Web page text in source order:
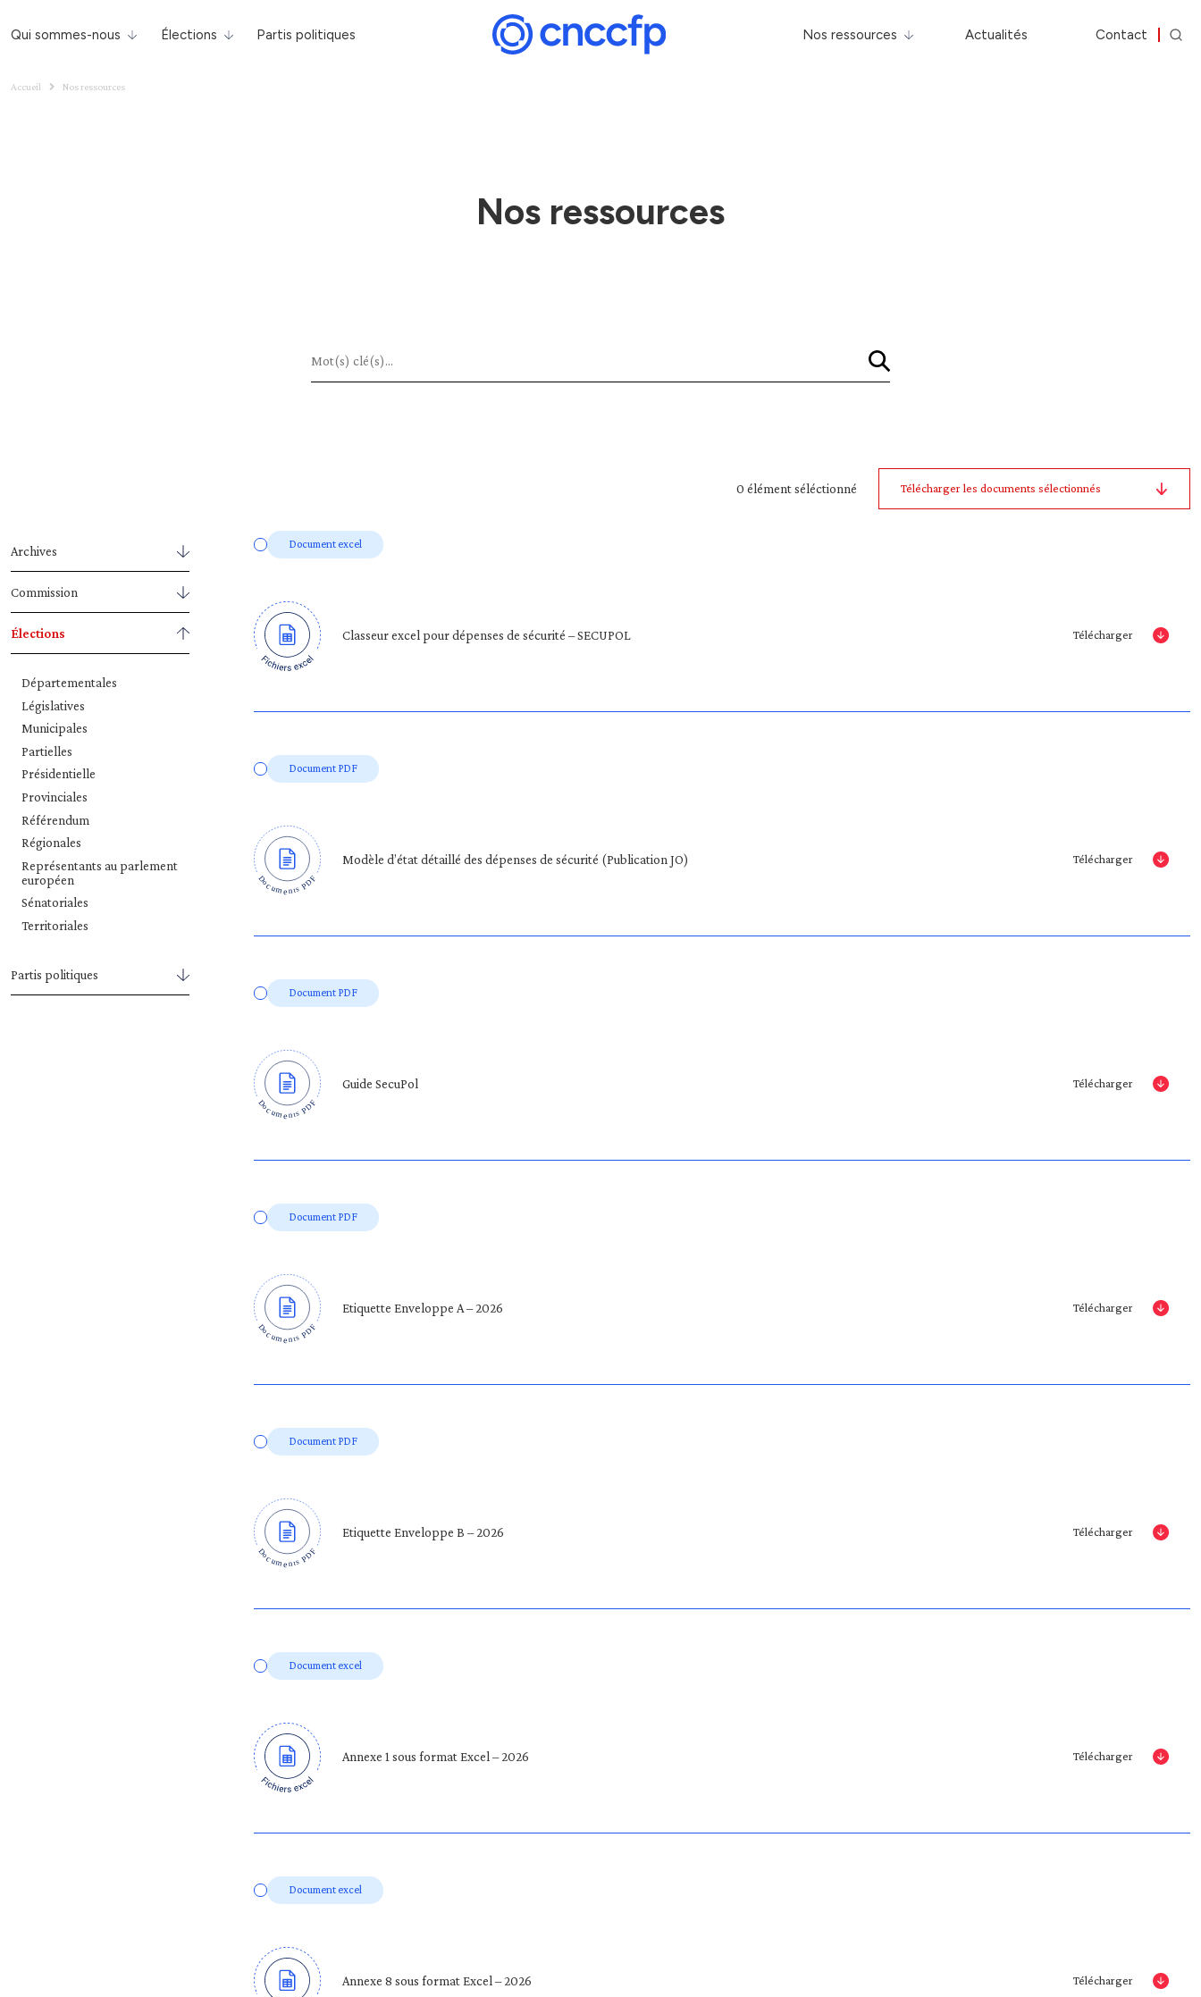
Qui sommes-nous Élections Partis politiques Nos ressources Actualités Contact
Accueil Nos ressources
Nos ressources
Archives
Commission
Élections
Départementales
Législatives
Municipales
Partielles
Présidentielle
Provinciales
Référendum
Régionales
Représentants au parlement
européen
Sénatoriales
Territoriales
Partis politiques
0 élément séléctionné Télécharger les documents sélectionnés
Document excel
Classeur excel pour dépenses de sécurité – SECUPOL Télécharger
Document PDF
Modèle d’état détaillé des dépenses de sécurité (Publication JO) Télécharger
Document PDF
Guide SecuPol Télécharger
Document PDF
Etiquette Enveloppe A – 2026 Télécharger
Document PDF
Etiquette Enveloppe B – 2026 Télécharger
Document excel
Annexe 1 sous format Excel – 2026 Télécharger
Document excel
Annexe 8 sous format Excel – 2026 Télécharger